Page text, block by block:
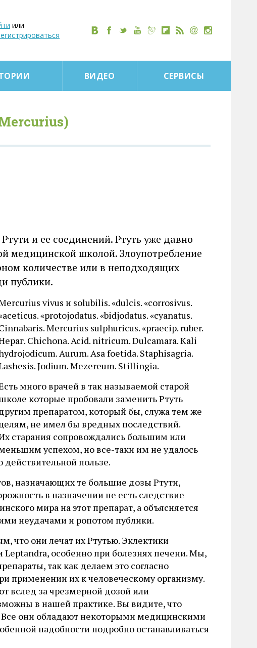
или
ВИДЕО СЕРВИСЫ
и ее соединений. Ртуть уже давно
медицинской школой. Злоупотребление
количестве или в неподходящих
публики.
vivus и solubilis. «dulcis. «corrosivus.
«protojodatus. «bidjodatus. «cyanatus.
Mercurius sulphuricus. «praecip. ruber.
Chichona. Acid. nitricum. Dulcamara. Kali
Aurum. Asa foetida. Staphisagria.
Jodium. Mezereum. Stillingia.
много врачей в так называемой старой
которые пробовали заменить Ртуть
препаратом, который бы, служа тем же
не имел бы вредных последствий.
старания сопровождались большим или
успехом, но все-таки им не удалось
действительной пользе.
назначающих те большие дозы Ртути,
в назначении не есть следствие
мира на этот препарат, а объясняется
неудачами и ропотом публики.
что они лечат их Ртутью. Эклектики
особенно при болезнях печени. Мы,
так как делаем это согласно
применении их к человеческому организму.
вслед за чрезмерной дозой или
в нашей практике. Вы видите, что
Все они обладают некоторыми медицинскими
надобности подробно останавливаться